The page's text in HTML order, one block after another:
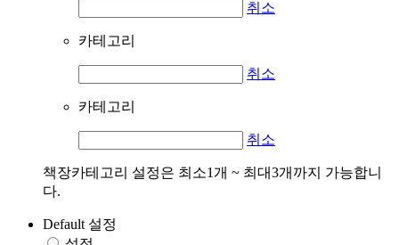
취소
카테고리
취소
카테고리
취소
책장카테고리 설정은 최소1개 ~ 최대3개까지 가능합니
다.
Default 설정